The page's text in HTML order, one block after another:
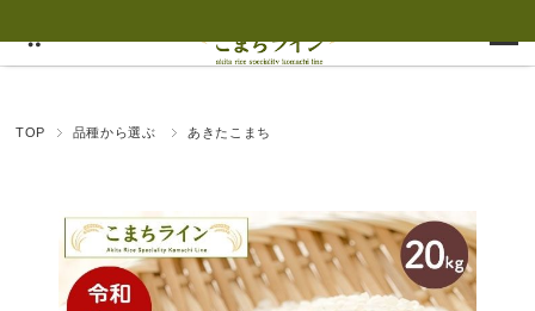
TOP 品種から選ぶ あきたこまち